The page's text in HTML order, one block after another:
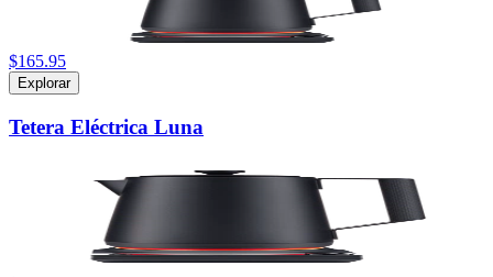
$165.95
Explorar
Tetera Eléctrica Luna